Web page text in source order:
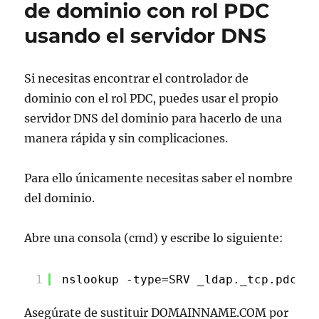
bits
en
Windows
bits
de dominio con rol PDC
usando el servidor DNS
Si necesitas encontrar el controlador de
dominio con el rol PDC, puedes usar el propio
servidor DNS del dominio para hacerlo de una
manera rápida y sin complicaciones.
Para ello únicamente necesitas saber el nombre
del dominio.
Abre una consola (cmd) y escribe lo siguiente:
1 nslookup -type=SRV
Asegúrate de sustituir DOMAINNAME.COM por